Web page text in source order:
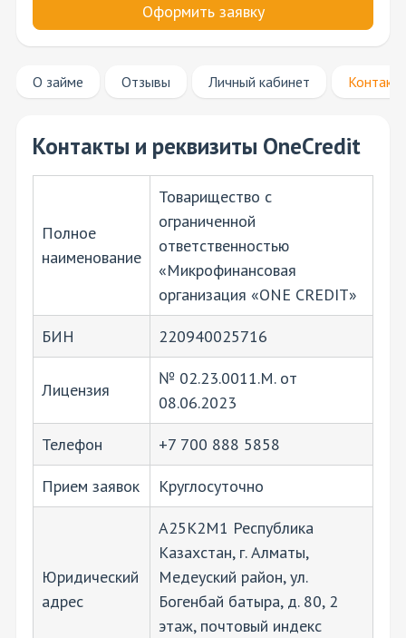
Оформить заявку
О займе Отзывы Личный кабинет
Контакты и реквизиты OneCredit
Полное
наименование
Товарищество с
ограниченной
ответственностью
«Микрофинансовая
организация «ONE CREDIT»
БИН
220940025716
Лицензия
№ 02.23.0011.M. от
08.06.2023
Телефон
+7 700 888 5858
Прием заявок
Круглосуточно
Юридический
адрес
A25K2M1 Республика
Казахстан, г. Алматы,
Медеуский район, ул.
Богенбай батыра, д. 80, 2
этаж, почтовый индекс